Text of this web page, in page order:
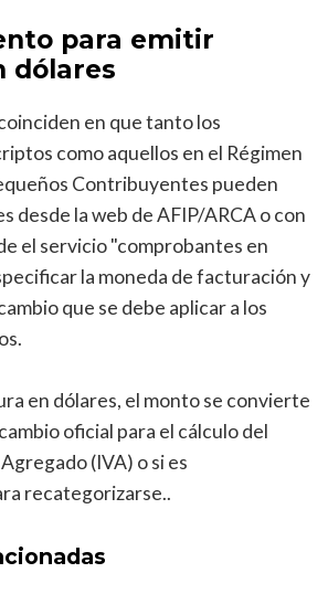
para emitir
dólares
en que tanto los
como aquellos en el Régimen
Contribuyentes pueden
desde la web de AFIP/ARCA o con
el servicio "comprobantes en
la moneda de facturación y
que se debe aplicar a los
en dólares, el monto se convierte
oficial para el cálculo del
(IVA) o si es
recategorizarse..